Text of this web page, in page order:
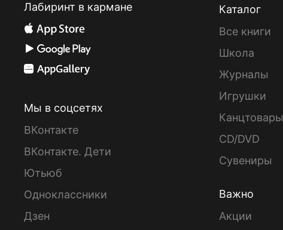
Лабиринт в кармане
Мы в соцсетях
ВКонтакте
ВКонтакте. Дети
Ютьюб
Одноклассники
Дзен
Каталог
Все книги
Школа
Журналы
Игрушки
Канцтовары
CD/DVD
Сувениры
Важно
Акции